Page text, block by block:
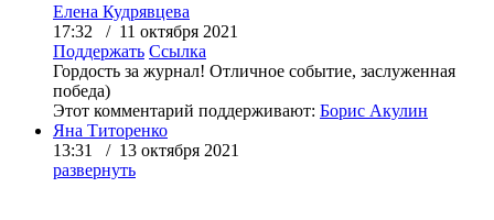
Елена Кудрявцева
17:32 / 11 октября 2021
Поддержать Ссылка
Гордость за журнал! Отличное событие, заслуженная
победа)
Этот комментарий поддерживают: Борис Акулин
Яна Титоренко
13:31 / 13 октября 2021
развернуть